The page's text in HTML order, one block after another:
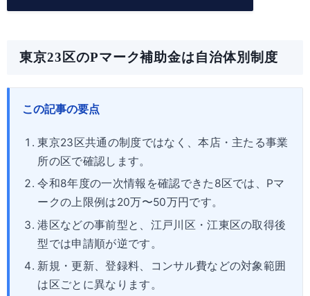
東京23区のPマーク補助金は自治体別制度
この記事の要点
東京23区共通の制度ではなく、本店・主たる事業
所の区で確認します。
令和8年度の一次情報を確認できた8区では、Pマ
ークの上限例は20万〜50万円です。
港区などの事前型と、江戸川区・江東区の取得後
型では申請順が逆です。
新規・更新、登録料、コンサル費などの対象範囲
は区ごとに異なります。